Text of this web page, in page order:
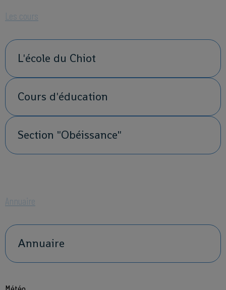
Les cours
L'école du Chiot
Cours d'éducation
Section "Obéissance"
Annuaire
Annuaire